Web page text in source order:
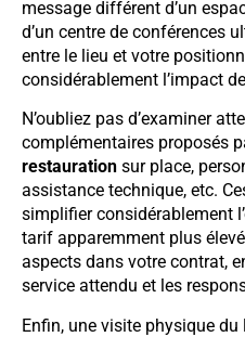
message différent d’un
d’un centre de conférences
entre le lieu et votre
considérablement l’impact
N’oubliez pas d’examiner
complémentaires proposés
restauration sur place,
assistance technique, etc.
simplifier considérablement
tarif apparemment plus
aspects dans votre contrat,
service attendu et les
Enfin, une visite physique du